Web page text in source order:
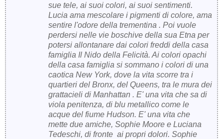
sue tele, ai suoi colori, ai suoi sentimenti.
Lucia ama mescolare i pigmenti di colore, ama
sentire l'odore della trementina . Poi vuole
perdersi nelle vie boschive della sua Etna per
potersi allontanare dai colori freddi della casa
famiglia Il Nido della Felicità. Ai colori opachi
della casa famiglia si sommano i colori di una
caotica New York, dove la vita scorre tra i
quartieri del Bronx, del Queens, tra le mura dei
grattacieli di Manhattan . E' una vita che sa di
viola penitenza, di blu metallico come le
acque del fiume Hudson. E' una vita che
mette due amiche, Sophie Moore e Luciana
Tedeschi, di fronte ai propri dolori. Sophie